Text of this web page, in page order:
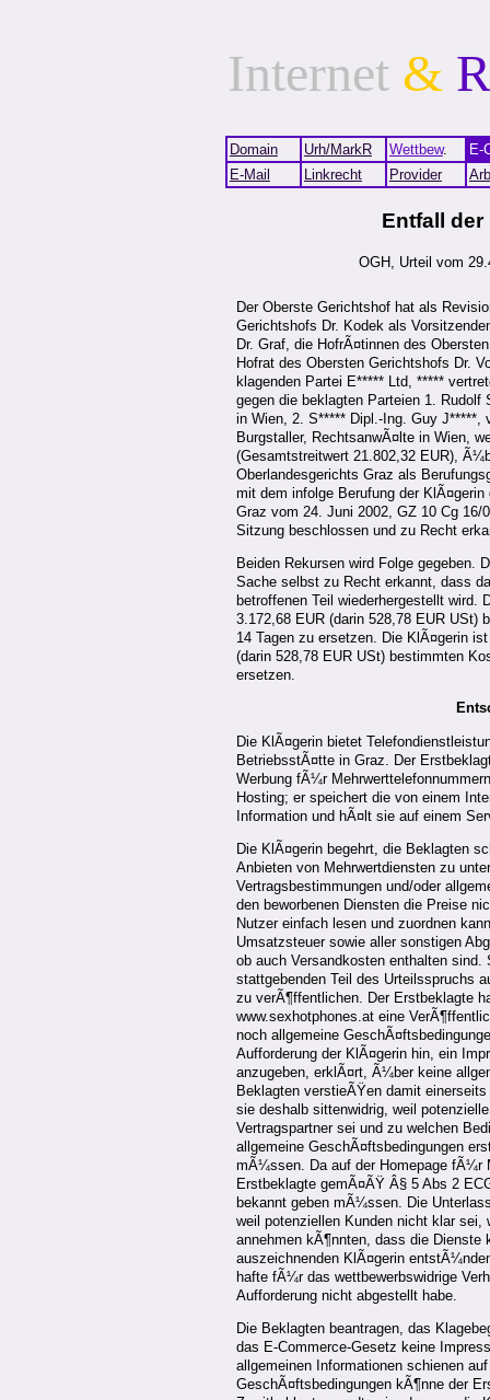
Internet &
Domain Urh/MarkR Wettbew.
E-
E-Mail
Linkrecht Provider
Entfall
OGH, Urteil vom
Der Oberste Gerichtshof hat als
Gerichtshofs Dr. Kodek als
Dr. Graf, die HofrÃ¤tinnen des
Hofrat des Obersten Gerichtshofs Dr.
klagenden Partei E***** Ltd, *****
gegen die beklagten Parteien 1.
in Wien, 2. S***** Dipl.-Ing. Guy J*****,
Burgstaller, RechtsanwÃ¤lte in Wien,
(Gesamtstreitwert 21.802,32 EUR),
Oberlandesgerichts Graz als
mit dem infolge Berufung der
Graz vom 24. Juni 2002, GZ 10 Cg 16/
Sitzung beschlossen und zu Recht
Beiden Rekursen wird Folge gegeben.
Sache selbst zu Recht erkannt, dass
betroffenen Teil wiederhergestellt
3.172,68 EUR (darin 528,78 EUR USt)
14 Tagen zu ersetzen. Die KlÃ¤gerin
(darin 528,78 EUR USt) bestimmten
ersetzen.
Die KlÃ¤gerin bietet
BetriebsstÃ¤tte in Graz. Der
Werbung fÃ¼r
Hosting; er speichert die von einem
Information und hÃ¤lt sie auf einem
Die KlÃ¤gerin begehrt, die Beklagten
Anbieten von Mehrwertdiensten zu
Vertragsbestimmungen und/oder
den beworbenen Diensten die Preise
Nutzer einfach lesen und zuordnen
Umsatzsteuer sowie aller sonstigen
ob auch Versandkosten enthalten
stattgebenden Teil des Urteilsspruchs
zu verÃ¶ffentlichen. Der Erstbeklagte
www.sexhotphones.at eine
noch allgemeine
Aufforderung der KlÃ¤gerin hin, ein
anzugeben, erklÃ¤rt, Ã¼ber keine
Beklagten verstieÃŸen damit
sie deshalb sittenwidrig, weil
Vertragspartner sei und zu welchen
allgemeine GeschÃ¤ftsbedingungen
mÃ¼ssen. Da auf der Homepage fÃ¼r
Erstbeklagte gemÃ¤ÃŸ Â§ 5 Abs 2
bekannt geben mÃ¼ssen. Die
weil potenziellen Kunden nicht klar
annehmen kÃ¶nnten, dass die
auszeichnenden KlÃ¤gerin
hafte fÃ¼r das wettbewerbswidrige
Aufforderung nicht abgestellt habe.
Die Beklagten beantragen, das
das E-Commerce-Gesetz keine
allgemeinen Informationen schienen
GeschÃ¤ftsbedingungen kÃ¶nne der